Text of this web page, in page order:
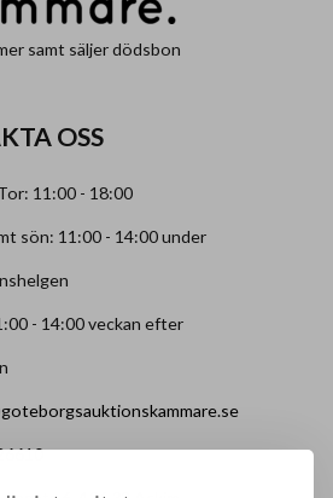
samt säljer dödsbon
OSS
11:00 - 18:00
sön: 11:00 - 14:00 under
- 14:00 veckan efter